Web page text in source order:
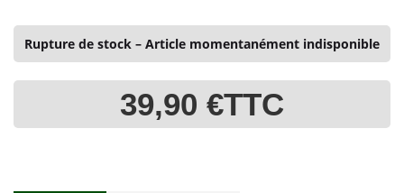
Rupture de stock – Article momentanément indisponible
39,90 €TTC